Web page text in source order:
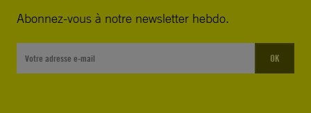
Abonnez-vous à notre newsletter hebdo.
OK